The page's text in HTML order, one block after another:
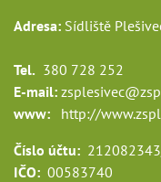
Adresa: Sídliště
Tel. 380 728 252
E-mail:
www: http://
Číslo účtu:
IČO: 00583740